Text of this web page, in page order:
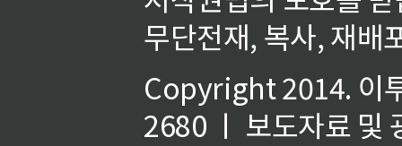
무단전재, 복사, 재배
Copyright 2014. 이
2680 ㅣ 보도자료